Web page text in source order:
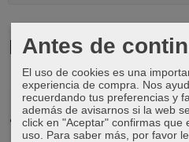
Productos
-11 % -29 %
Antes de
El uso de cookies es una
experiencia de compra. Nos
recuerdando tus preferencias y
además de avisarnos si la web
click en "Aceptar" confirmas que
uso. Para saber más, por favor